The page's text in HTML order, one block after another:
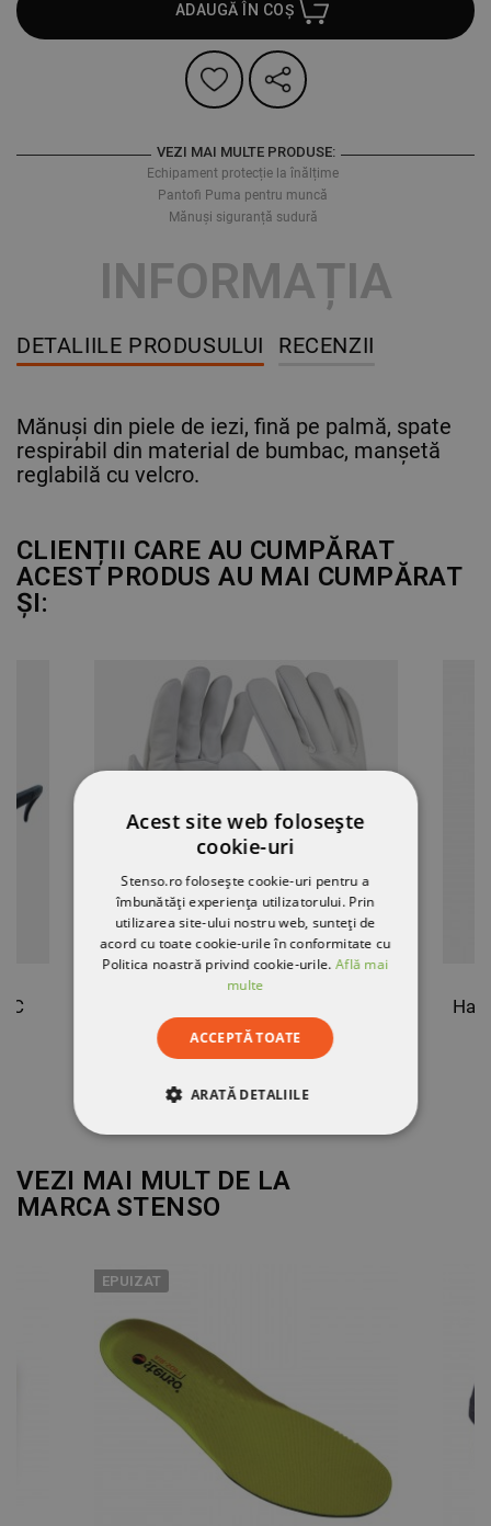
ADAUGĂ ÎN COȘ
VEZI MAI MULTE PRODUSE:
Echipament protecție la înălțime
Pantofi Puma pentru muncă
Mănuși siguranță sudură
INFORMAȚIA
DETALIILE PRODUSULUI RECENZII
Mănuși din piele de iezi, fină pe palmă, spate
respirabil din material de bumbac, manșetă
reglabilă cu velcro.
CLIENȚII CARE AU CUMPĂRAT
ACEST PRODUS AU MAI CUMPĂRAT
ȘI:
C
21,30 RON
VEZI MAI MULT DE LA
MARCA STENSO
EPUIZAT
Acest site web folosește
cookie-uri
Stenso.ro folosește cookie-uri pentru a
îmbunătăți experiența utilizatorului. Prin
utilizarea site-ului nostru web, sunteți de
acord cu toate cookie-urile în conformitate cu
Politica noastră privind cookie-urile.Află mai
multe
ACCEPTĂ TOATE
ARATĂ DETALIILE
STRICT NECESARE
DE PERFORMANȚĂ
DE FUNCŢIONALITATE
NECLASIFICATE